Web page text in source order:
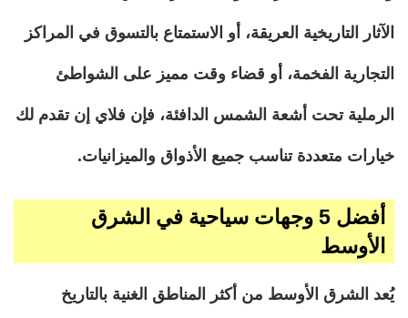
الآثار التاريخية العريقة، أو الاستمتاع بالتسوق في المراكز
التجارية الفخمة، أو قضاء وقت مميز على الشواطئ
الرملية تحت أشعة الشمس الدافئة، فإن فلاي إن تقدم لك
خيارات متعددة تناسب جميع الأذواق والميزانيات.
أفضل 5 وجهات سياحية في الشرق
الأوسط
يُعد الشرق الأوسط من أكثر المناطق الغنية بالتاريخ